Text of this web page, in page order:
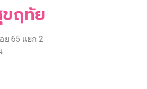
ขฤทัย
65 เเยก 2